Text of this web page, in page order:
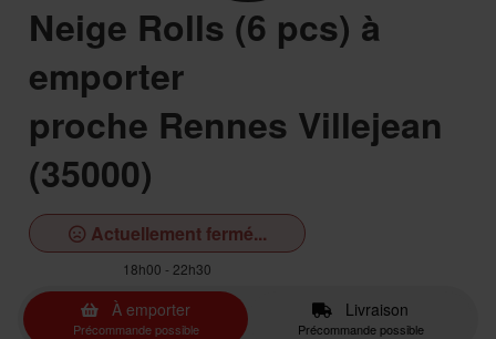
Neige Rolls (6 pcs) à
emporter
proche Rennes Villejean
(35000)
Actuellement fermé...
18h00 - 22h30
À emporter
Précommande possible
Livraison
Précommande possible